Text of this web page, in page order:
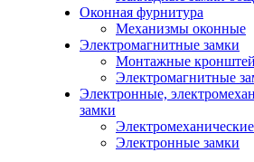
Оконная фурнитура
Механизмы оконные
Электромагнитные замки
Монтажные
Электромагнитные
Электронные,
замки
Электронные замки